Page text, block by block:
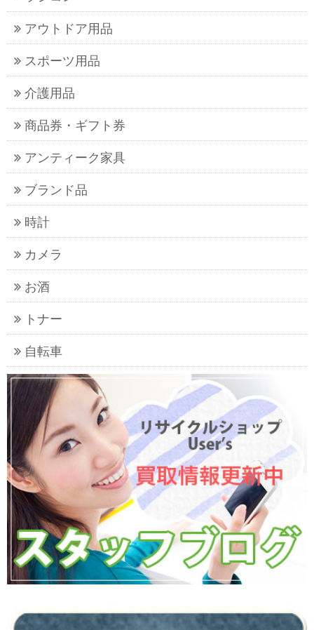
アウトドア用品
スポーツ用品
介護用品
商品券・ギフト券
アンティーク家具
ブランド品
時計
カメラ
お酒
トナー
自転車